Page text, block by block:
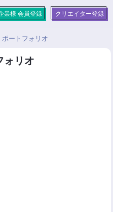
業様 会員登録 クリエイター登録
ポートフォリオ
ォリオ